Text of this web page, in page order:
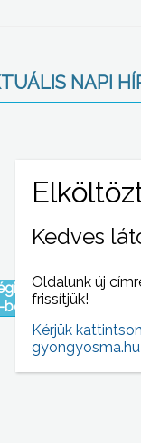
NAPI
Kedves
Oldalunk új
frissítjük!
Kérjük